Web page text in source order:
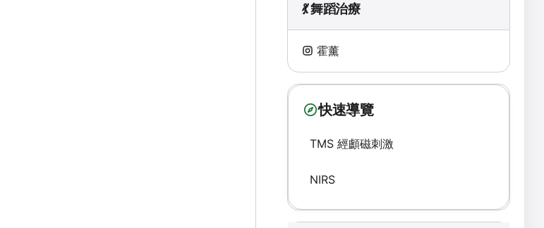
💃 舞蹈治療
霍薰
快速導覽
TMS 經顱磁刺激
NIRS